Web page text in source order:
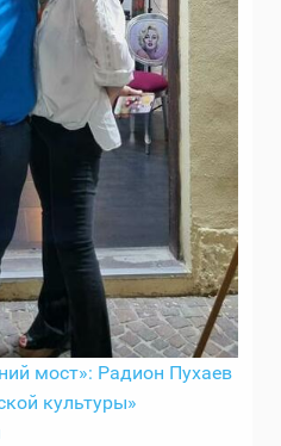
мост»: Радион Пухаев
культуры»